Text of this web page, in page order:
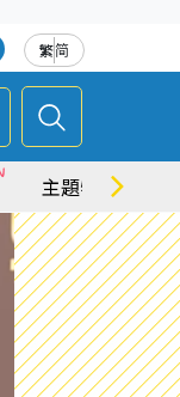
繁简
主題特集